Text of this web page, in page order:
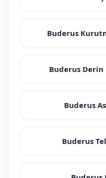
Buderus
Buderus
Buderus
Buderus